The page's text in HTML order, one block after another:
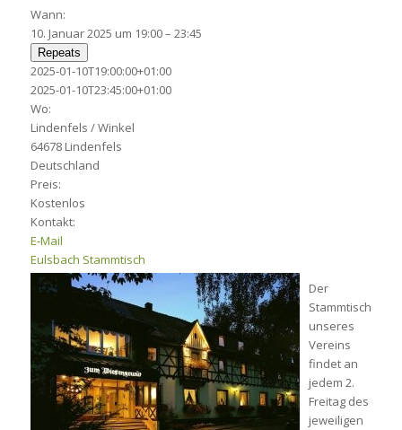
Google Maps kann auf dieser Seite nicht richtig
geladen werden.
Bist du Inhaber dieser Website?
Wann:
10. Januar 2025 um 19:00 – 23:45
Repeats
2025-01-10T19:00:00+01:00
2025-01-10T23:45:00+01:00
Wo:
Lindenfels / Winkel
64678 Lindenfels
Deutschland
Preis:
Kostenlos
Kontakt:
E-Mail
Eulsbach Stammtisch
Der
Stammtisch
unseres
Vereins
findet an
jedem 2.
Freitag des
jeweiligen